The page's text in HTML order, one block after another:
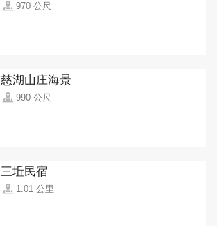
970 公尺
慈湖山庄海景
990 公尺
三坵民宿
1.01 公里